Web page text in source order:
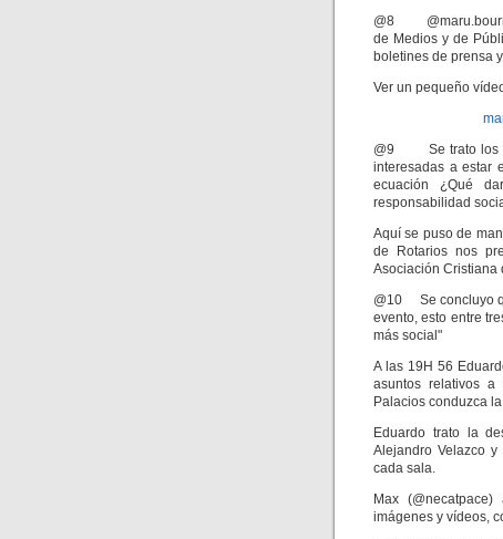
@8
de Medios y de
boletines de prensa
Ver un pequeño
@9 Se trato los
interesadas a estar
ecuación ¿Qué
responsabilidad
Aquí se puso de
de Rotarios nos
Asociación Cristiana
@10 Se concluyo
evento, esto entre
más social"
A las 19H 56
asuntos relativos
Palacios conduzca
Eduardo trato la
Alejandro Velazco
cada sala.
Max
imágenes y vídeos,